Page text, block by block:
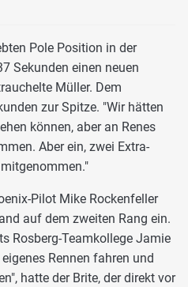
Pole Position in der
Sekunden einen neuen
Müller. Dem
zur Spitze. "Wir hätten
können, aber an Renes
Aber ein, zwei Extra-
Pilot Mike Rockenfeller
auf dem zweiten Rang ein.
Rosberg-Teamkollege Jamie
Rennen fahren und
hatte der Brite, der direkt vor